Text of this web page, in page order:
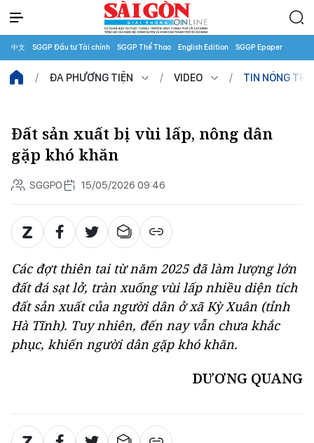
中文 SGGP Đầu tư Tài chính SGGP Thể Thao English Edition SGGP Epaper
ĐA PHƯƠNG TIỆN VIDEO TIN NÓNG
Đất sản xuất bị vùi lấp, nông dân
gặp khó khăn
SGGPO 15/05/2026 09:46
Các đợt thiên tai từ năm 2025 đã làm lượng lớn
đất đá sạt lở, tràn xuống vùi lấp nhiều diện tích
đất sản xuất của người dân ở xã Kỳ Xuân (tỉnh
Hà Tĩnh). Tuy nhiên, đến nay vẫn chưa khắc
phục, khiến người dân gặp khó khăn.
DƯƠNG QUANG